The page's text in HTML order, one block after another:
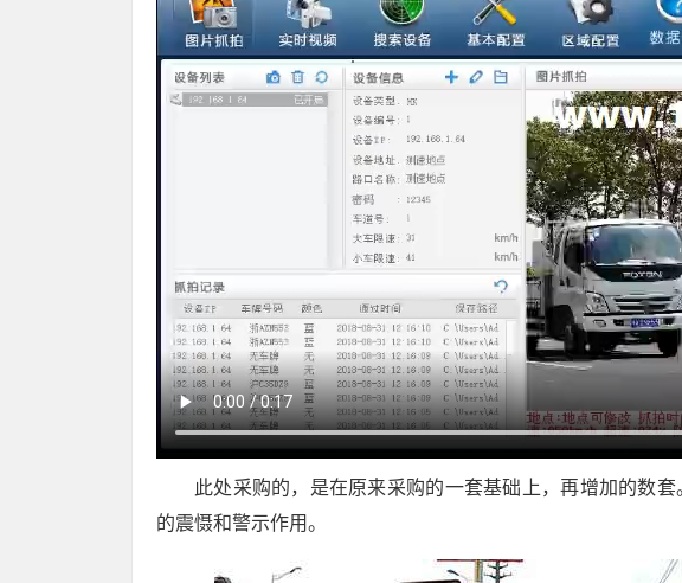
此处采购的，是在原来采购的一套基础上，再增加的数
的震慑和警示作用。